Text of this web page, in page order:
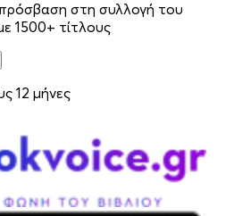
στη συλλογή του
1500+ τίτλους
12 μήνες